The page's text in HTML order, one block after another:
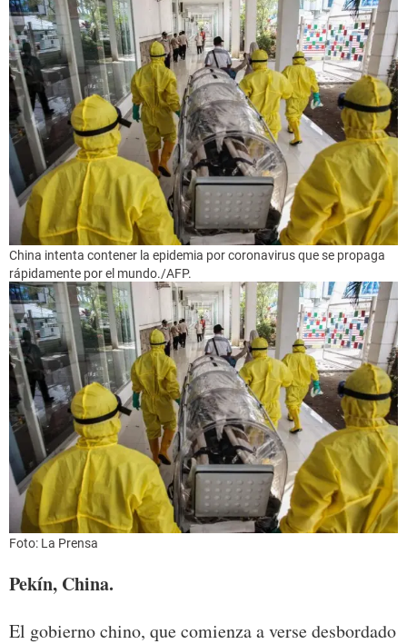
China intenta contener la epidemia por coronavirus que se propaga
rápidamente por el mundo./AFP.
Foto: La Prensa
Pekín, China.
El gobierno chino, que comienza a verse desbordado